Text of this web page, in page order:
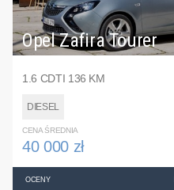
Opel Zafira Tourer
1.6 CDTI 136 KM
DIESEL
CENA ŚREDNIA
40 000 zł
OCENY